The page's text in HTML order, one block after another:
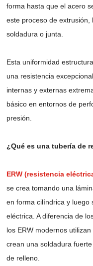
forma hasta que el acero
este proceso de
soldadura o junta.
Esta uniformidad
una resistencia
internas y externas
básico en entornos de
presión.
¿Qué es una tubería de
ERW (resistencia
se crea tomando una
en forma cilíndrica y luego
eléctrica. A diferencia de
los ERW modernos
crean una soldadura
de relleno.